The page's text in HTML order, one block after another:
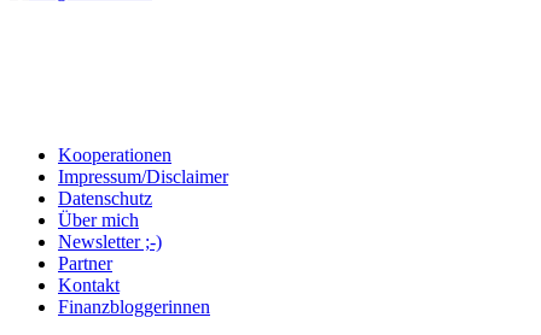
Kooperationen
Impressum/Disclaimer
Datenschutz
Über mich
Newsletter ;-)
Partner
Kontakt
Finanzbloggerinnen